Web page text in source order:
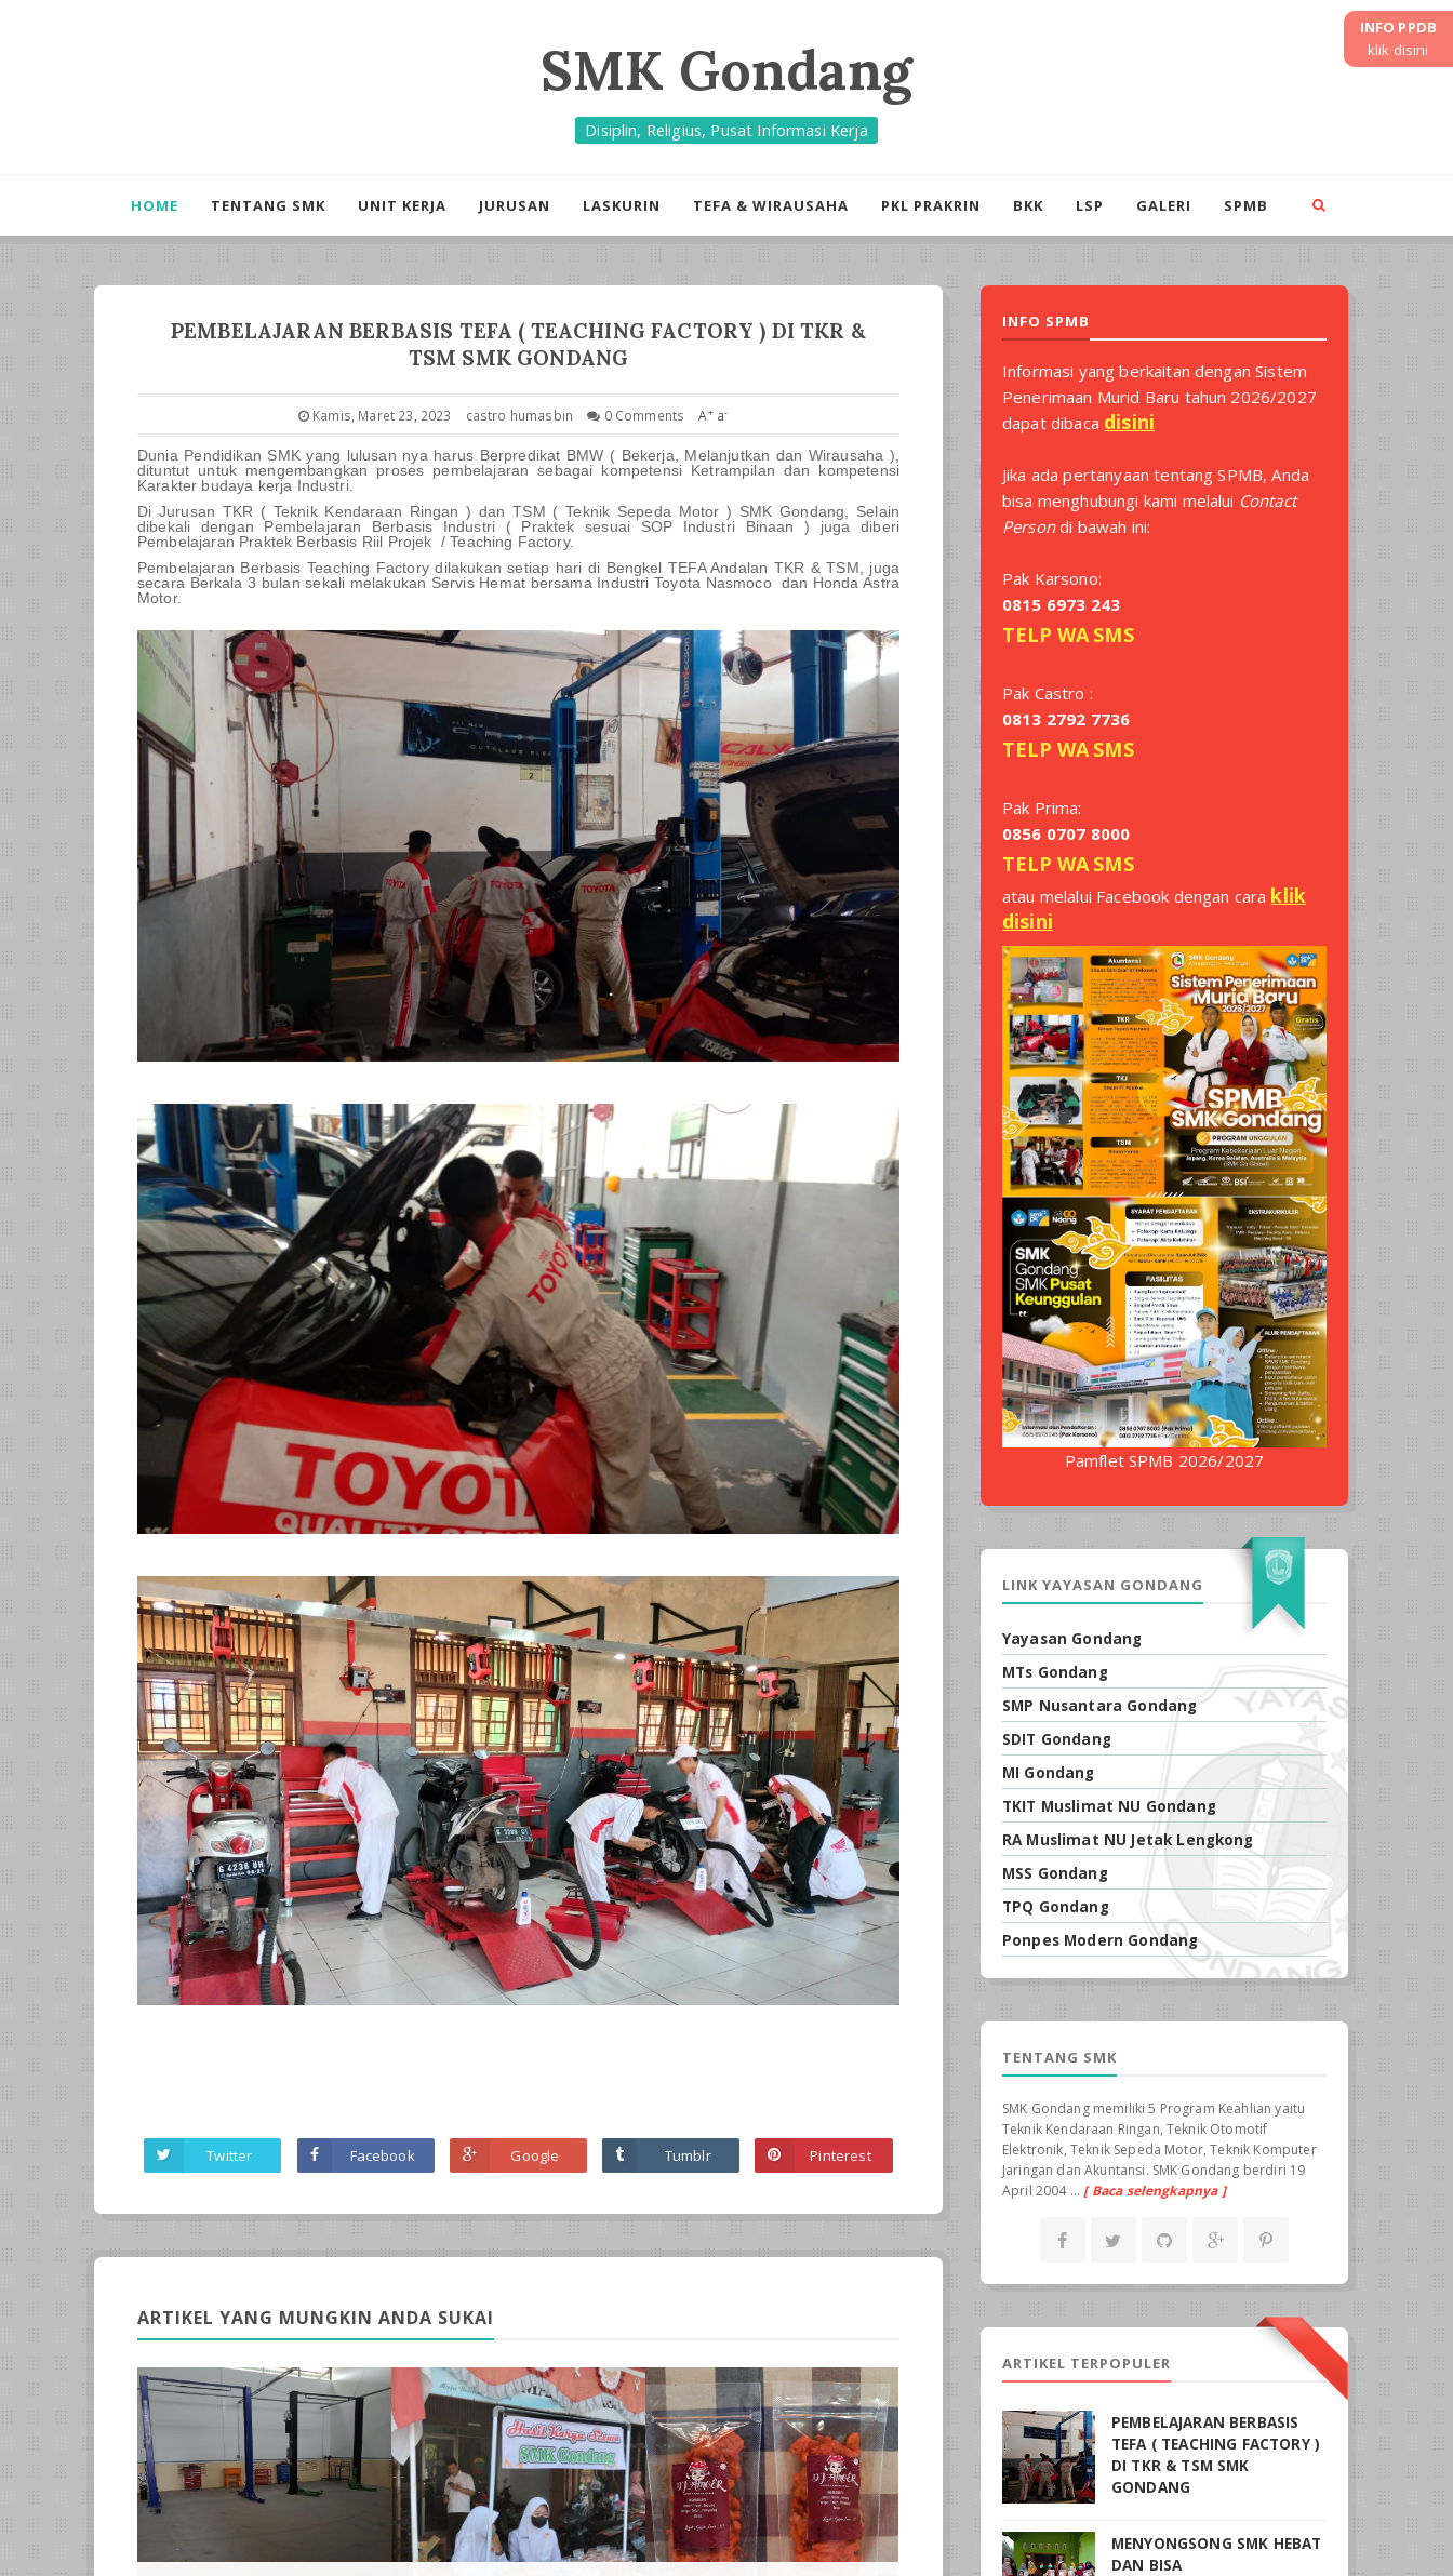
INFO PPDB
klik disini
SMK Gondang
Disiplin, Religius, Pusat Informasi Kerja
HOME TENTANG SMK UNIT KERJA JURUSAN LASKURIN TEFA & WIRAUSAHA PKL PRAKRIN BKK LSP GALERI SPMB
PEMBELAJARAN BERBASIS TEFA ( TEACHING FACTORY ) DI TKR &
TSM SMK GONDANG
Kamis, Maret 23, 2023 castro humasbin 0 Comments A+ a-
Dunia Pendidikan SMK yang lulusan nya harus Berpredikat BMW ( Bekerja, Melanjutkan dan Wirausaha ),
dituntut untuk mengembangkan proses pembelajaran sebagai kompetensi Ketrampilan dan kompetensi
Karakter budaya kerja Industri.
Di Jurusan TKR ( Teknik Kendaraan Ringan ) dan TSM ( Teknik Sepeda Motor ) SMK Gondang, Selain
dibekali dengan Pembelajaran Berbasis Industri ( Praktek sesuai SOP Industri Binaan ) juga diberi
Pembelajaran Praktek Berbasis Riil Projek / Teaching Factory.
Pembelajaran Berbasis Teaching Factory dilakukan setiap hari di Bengkel TEFA Andalan TKR & TSM, juga
secara Berkala 3 bulan sekali melakukan Servis Hemat bersama Industri Toyota Nasmoco dan Honda Astra
Motor.
Twitter Facebook Google Tumblr Pinterest
ARTIKEL YANG MUNGKIN ANDA SUKAI
INFO SPMB
Informasi yang berkaitan dengan Sistem
Penerimaan Murid Baru tahun 2026/2027
dapat dibaca disini
Jika ada pertanyaan tentang SPMB, Anda
bisa menghubungi kami melalui Contact
Persondi bawah ini:
Pak Karsono:
0815 6973 243
TELP WA SMS
Pak Castro :
0813 2792 7736
TELP WA SMS
Pak Prima:
0856 0707 8000
TELP WA SMS
atau melalui Facebook dengan cara klik
disini
Pamflet SPMB 2026/2027
LINK YAYASAN GONDANG
Yayasan Gondang
MTs Gondang
SMP Nusantara Gondang
SDIT Gondang
MI Gondang
TKIT Muslimat NU Gondang
RA Muslimat NU Jetak Lengkong
MSS Gondang
TPQ Gondang
Ponpes Modern Gondang
TENTANG SMK
SMK Gondang memiliki 5 Program Keahlian yaitu
Teknik Kendaraan Ringan, Teknik Otomotif
Elektronik, Teknik Sepeda Motor, Teknik Komputer
Jaringan dan Akuntansi. SMK Gondang berdiri 19
April 2004 ... [ Baca selengkapnya ]
ARTIKEL TERPOPULER
PEMBELAJARAN BERBASIS
TEFA ( TEACHING FACTORY )
DI TKR & TSM SMK
GONDANG
MENYONGSONG SMK HEBAT
DAN BISA